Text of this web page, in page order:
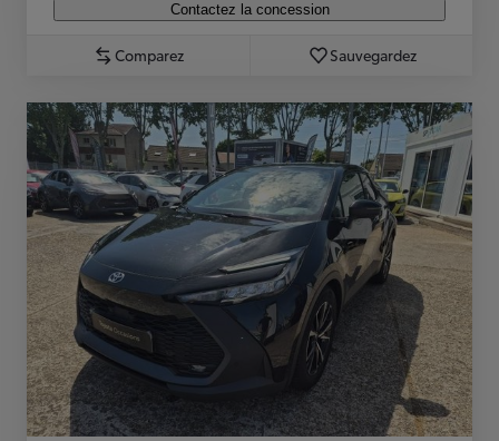
Contactez la concession
Comparez Sauvegardez